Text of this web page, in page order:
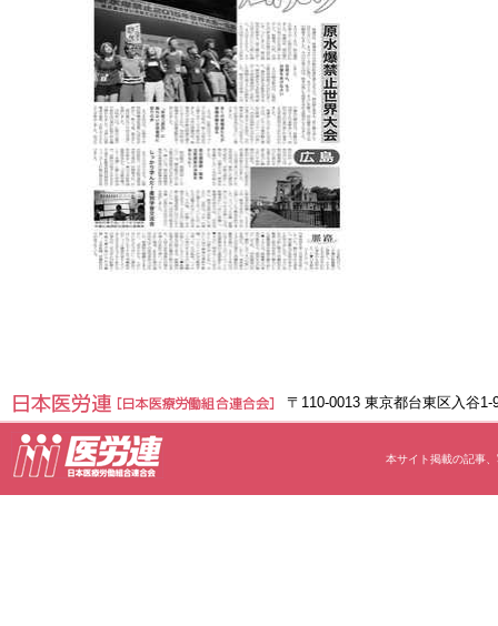
〒110-0013 東京都台東区入谷
本サイト掲載の記事